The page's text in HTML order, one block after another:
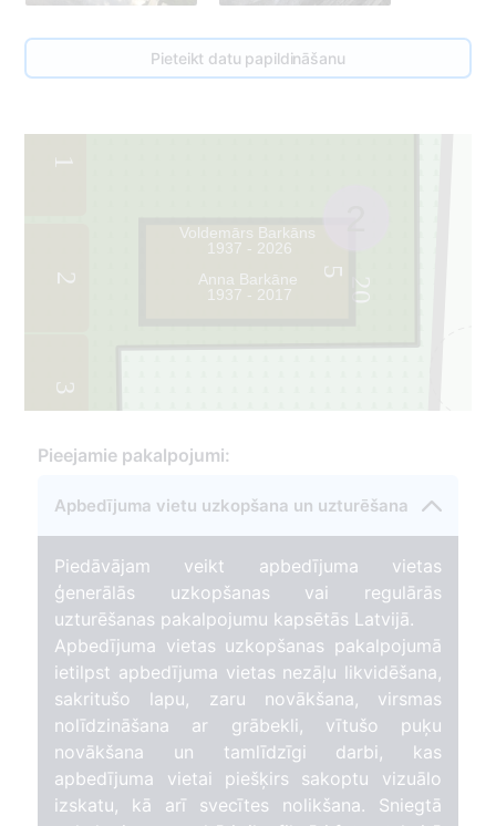
Pieteikt datu papildināšanu
20
1
2
3
5
Voldemārs Barkāns
1937 - 2026
Anna Barkāne
1937 - 2017
Pieejamie pakalpojumi:
Apbedījuma vietu uzkopšana un uzturēšana
Piedāvājam veikt apbedījuma vietas
ģenerālās uzkopšanas vai regulārās
uzturēšanas pakalpojumu kapsētās Latvijā.
Apbedījuma vietas uzkopšanas pakalpojumā
ietilpst apbedījuma vietas nezāļu likvidēšana,
sakritušo lapu, zaru novākšana, virsmas
nolīdzināšana ar grābekli, vītušo puķu
novākšana un tamlīdzīgi darbi, kas
apbedījuma vietai piešķirs sakoptu vizuālo
izskatu, kā arī svecītes nolikšana. Sniegtā